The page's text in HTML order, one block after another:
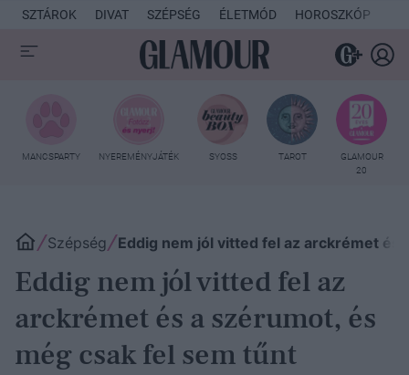
SZTÁROK DIVAT SZÉPSÉG ÉLETMÓD HOROSZKÓP
MANCSPARTY NYEREMÉNYJÁTÉK SYOSS TAROT
GLAMOUR
20
Szépség Eddig nem jól vitted fel az arckrémet
Eddig nem jól vitted fel az
arckrémet és a szérumot, és
még csak fel sem tűnt